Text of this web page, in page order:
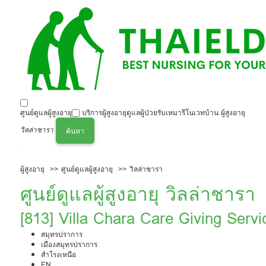
ศูนย์ดูแลผู้สูงอายุ บริการผู้สูงอายุดูแลผู้ป่วยรับเหมารีโนเวทบ้าน ผู้สูงอายุ
วิลล่าชารา
ค้นหา
ผู้สูงอายุ ศูนย์ดูแลผู้สูงอายุ วิลล่าชารา
ศูนย์ดูแลผู้สูงอายุ วิลล่าชารา
[813] Villa Chara Care Giving
สมุทรปราการ
เมืองสมุทรปราการ
สำโรงเหนือ